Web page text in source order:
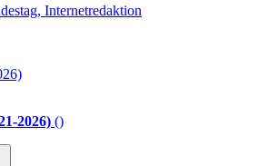
Internetredaktion
2026) ()